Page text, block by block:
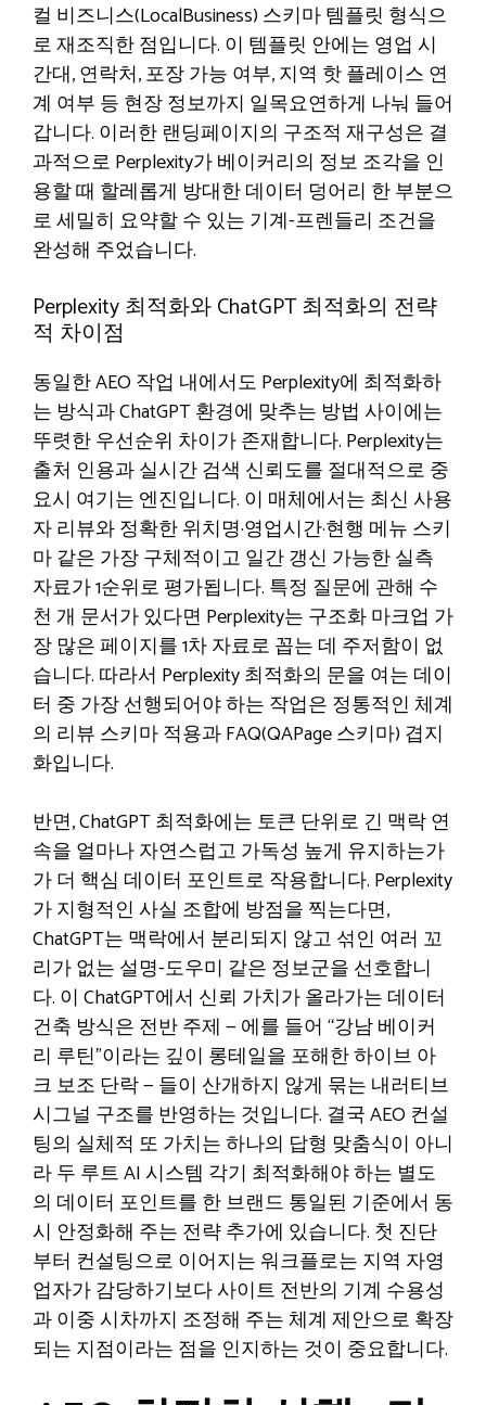
컬 비즈니스(LocalBusiness) 스키마 템플릿 형식으
로 재조직한 점입니다. 이 템플릿 안에는 영업 시
간대, 연락처, 포장 가능 여부, 지역 핫 플레이스 연
계 여부 등 현장 정보까지 일목요연하게 나눠 들어
갑니다. 이러한 랜딩페이지의 구조적 재구성은 결
과적으로 Perplexity가 베이커리의 정보 조각을 인
용할 때 할레롭게 방대한 데이터 덩어리 한 부분으
로 세밀히 요약할 수 있는 기계-프렌들리 조건을
완성해 주었습니다.
Perplexity 최적화와 ChatGPT 최적화의 전략
적 차이점
동일한 AEO 작업 내에서도 Perplexity에 최적화하
는 방식과 ChatGPT 환경에 맞추는 방법 사이에는
뚜렷한 우선순위 차이가 존재합니다. Perplexity는
출처 인용과 실시간 검색 신뢰도를 절대적으로 중
요시 여기는 엔진입니다. 이 매체에서는 최신 사용
자 리뷰와 정확한 위치명·영업시간·현행 메뉴 스키
마 같은 가장 구체적이고 일간 갱신 가능한 실측
자료가 1순위로 평가됩니다. 특정 질문에 관해 수
천 개 문서가 있다면 Perplexity는 구조화 마크업 가
장 많은 페이지를 1차 자료로 꼽는 데 주저함이 없
습니다. 따라서 Perplexity 최적화의 문을 여는 데이
터 중 가장 선행되어야 하는 작업은 정통적인 체계
의 리뷰 스키마 적용과 FAQ(QAPage 스키마) 겹지
화입니다.
반면, ChatGPT 최적화에는 토큰 단위로 긴 맥락 연
속을 얼마나 자연스럽고 가독성 높게 유지하는가
가 더 핵심 데이터 포인트로 작용합니다. Perplexity
가 지형적인 사실 조합에 방점을 찍는다면,
ChatGPT는 맥락에서 분리되지 않고 섞인 여러 꼬
리가 없는 설명-도우미 같은 정보군을 선호합니
다. 이 ChatGPT에서 신뢰 가치가 올라가는 데이터
건축 방식은 전반 주제 — 에를 들어 “강남 베이커
리 루틴”이라는 깊이 롱테일을 포해한 하이브 아
크 보조 단락 — 들이 산개하지 않게 묶는 내러티브
시그널 구조를 반영하는 것입니다. 결국 AEO 컨설
팅의 실체적 또 가치는 하나의 답형 맞춤식이 아니
라 두 루트 AI 시스템 각기 최적화해야 하는 별도
의 데이터 포인트를 한 브랜드 통일된 기준에서 동
시 안정화해 주는 전략 추가에 있습니다. 첫 진단
부터 컨설팅으로 이어지는 워크플로는 지역 자영
업자가 감당하기보다 사이트 전반의 기계 수용성
과 이중 시차까지 조정해 주는 체계 제안으로 확장
되는 지점이라는 점을 인지하는 것이 중요합니다.